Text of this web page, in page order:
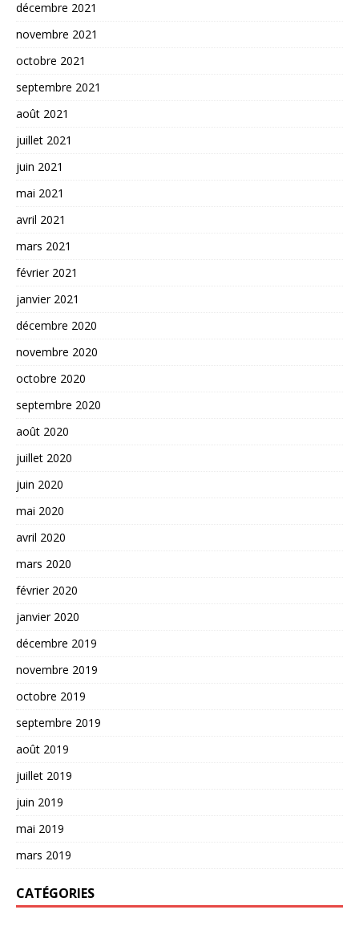
décembre 2021
novembre 2021
octobre 2021
septembre 2021
août 2021
juillet 2021
juin 2021
mai 2021
avril 2021
mars 2021
février 2021
janvier 2021
décembre 2020
novembre 2020
octobre 2020
septembre 2020
août 2020
juillet 2020
juin 2020
mai 2020
avril 2020
mars 2020
février 2020
janvier 2020
décembre 2019
novembre 2019
octobre 2019
septembre 2019
août 2019
juillet 2019
juin 2019
mai 2019
mars 2019
CATÉGORIES